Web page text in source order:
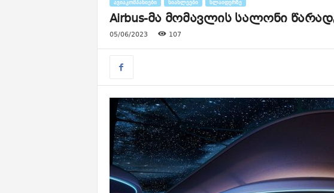
ᲐᲕᲘᲐᲙᲝᲛᲞᲐᲜᲘᲔᲑᲘ ᲡᲘᲐᲮᲚᲔᲔᲑᲘ ᲡᲚᲐᲘᲓᲔᲠᲖᲔ
Airbus-მა მომავლის სალონი
05/06/2023 107